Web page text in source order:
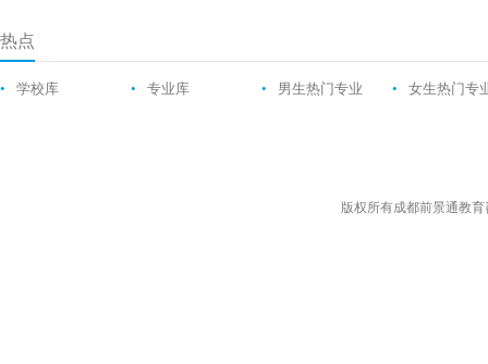
热点
• 学校库 • 专业库 • 男生热门专业 • 女生热门专
版权所有成都前景通教